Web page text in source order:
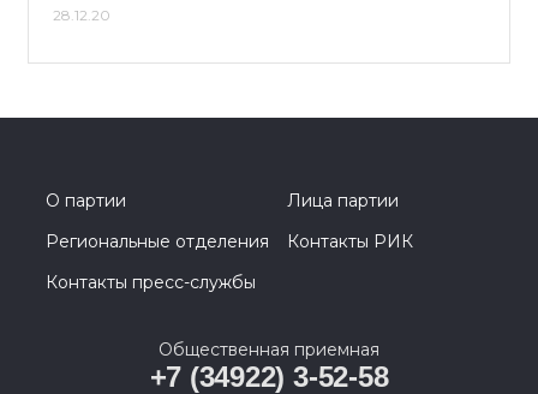
28.12.20
О партии
Лица партии
Региональные отделения
Контакты РИК
Контакты пресс-службы
Общественная приемная
+7 (34922) 3-52-58